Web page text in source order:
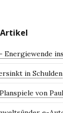
Energiewende
in Schulden
von